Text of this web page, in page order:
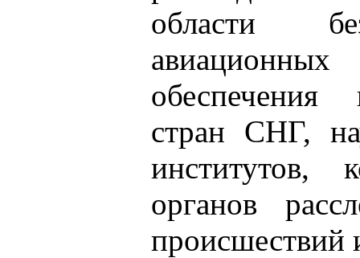
области
авиационных
обеспечения
стран СНГ,
институтов,
органов
происшествий